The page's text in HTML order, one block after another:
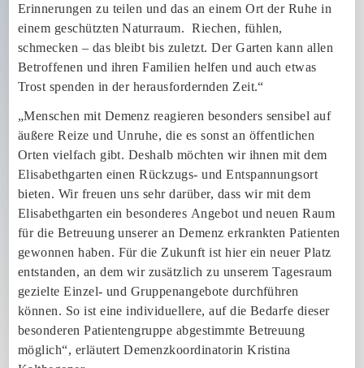
Erinnerungen zu teilen und das an einem Ort der Ruhe in
einem geschützten Naturraum. Riechen, fühlen,
schmecken – das bleibt bis zuletzt. Der Garten kann allen
Betroffenen und ihren Familien helfen und auch etwas
Trost spenden in der herausfordernden Zeit.“
„Menschen mit Demenz reagieren besonders sensibel auf
äußere Reize und Unruhe, die es sonst an öffentlichen
Orten vielfach gibt. Deshalb möchten wir ihnen mit dem
Elisabethgarten einen Rückzugs- und Entspannungsort
bieten. Wir freuen uns sehr darüber, dass wir mit dem
Elisabethgarten ein besonderes Angebot und neuen Raum
für die Betreuung unserer an Demenz erkrankten Patienten
gewonnen haben. Für die Zukunft ist hier ein neuer Platz
entstanden, an dem wir zusätzlich zu unserem Tagesraum
gezielte Einzel- und Gruppenangebote durchführen
können. So ist eine individuellere, auf die Bedarfe dieser
besonderen Patientengruppe abgestimmte Betreuung
möglich“, erläutert Demenzkoordinatorin Kristina